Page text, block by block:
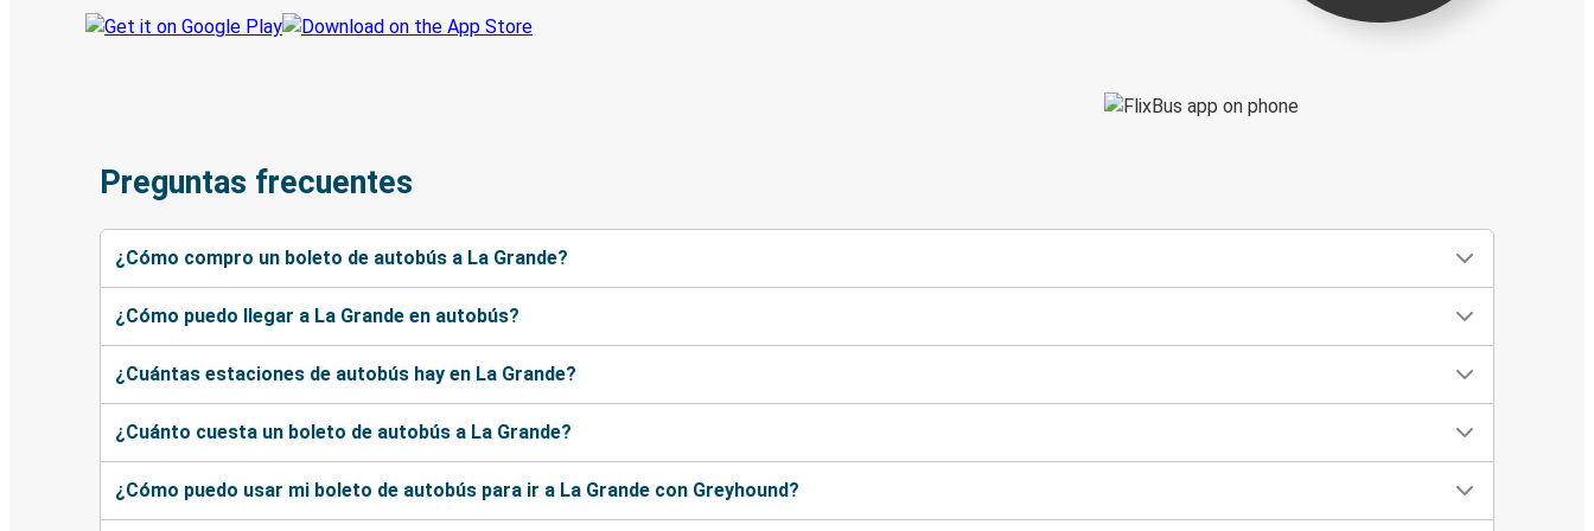
Preguntas frecuentes
¿Cómo compro un boleto de autobús a La Grande?
¿Cómo puedo llegar a La Grande en autobús?
¿Cuántas estaciones de autobús hay en La Grande?
¿Cuánto cuesta un boleto de autobús a La Grande?
¿Cómo puedo usar mi boleto de autobús para ir a La Grande con Greyhound?